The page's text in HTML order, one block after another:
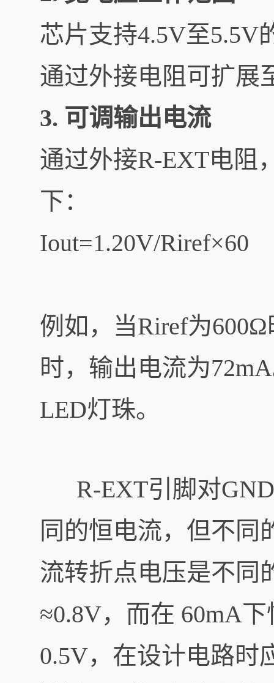
芯片支持4.5V至5.5V
通过外接电阻可扩展
3. 可调输出电流
通过外接R-EXT电阻
下：
Iout​=​1.20V/Riref​×60
例如，当Riref为
时，输出电流为
LED灯珠。
R-EXT引脚对GND
同的恒电流，但不同
流转折点电压是不同
≈0.8V，而在 60mA
0.5V，在设计电路时